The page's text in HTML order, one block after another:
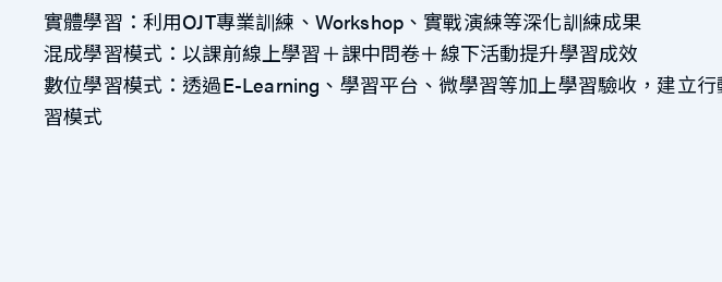
實體學習：利用OJT專業訓練、Workshop、實戰演練等深化訓練成果
混成學習模式：以課前線上學習＋課中問卷＋線下活動提升學習成效
數位學習模式：透過E-Learning、學習平台、微學習等加上學習驗收，建立行
習模式